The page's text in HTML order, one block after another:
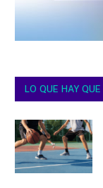
LO QUE HAY QUE